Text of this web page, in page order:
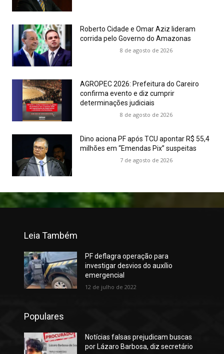
Roberto Cidade e Omar Aziz lideram
corrida pelo Governo do Amazonas
8 de agosto de 2026
AGROPEC 2026: Prefeitura do Careiro
confirma evento e diz cumprir
determinações judiciais
8 de agosto de 2026
Dino aciona PF após TCU apontar R$ 55,4
milhões em “Emendas Pix” suspeitas
7 de agosto de 2026
Leia Também
PF deflagra operação para
investigar desvios do auxílio
emergencial
12 de julho de 2022
Populares
Notícias falsas prejudicam buscas
por Lázaro Barbosa, diz secretário